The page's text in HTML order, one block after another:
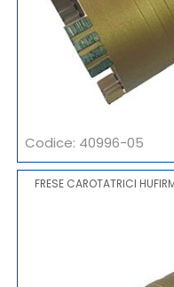
Codice: 40996-05
FRESE CAROTATRICI